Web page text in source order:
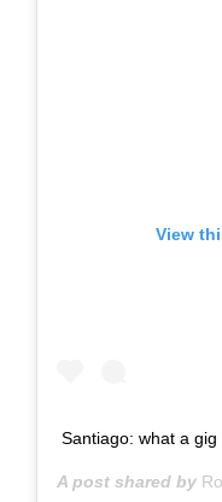
View
Santiago: what a
A post shared by